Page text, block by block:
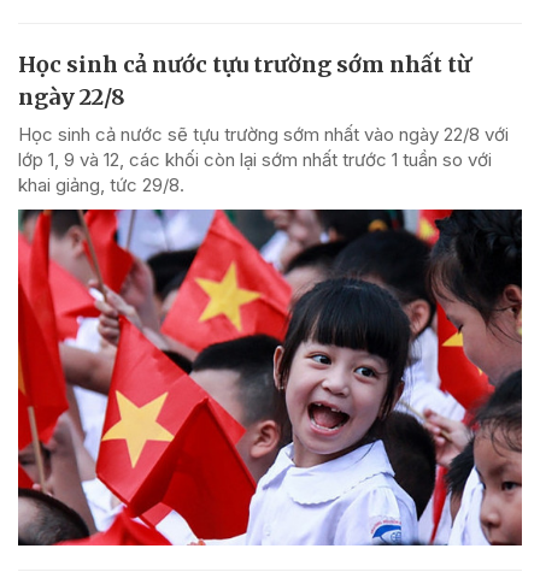
Học sinh cả nước tựu trường sớm nhất từ
ngày 22/8
Học sinh cả nước sẽ tựu trường sớm nhất vào ngày 22/8 với
lớp 1, 9 và 12, các khối còn lại sớm nhất trước 1 tuần so với
khai giảng, tức 29/8.